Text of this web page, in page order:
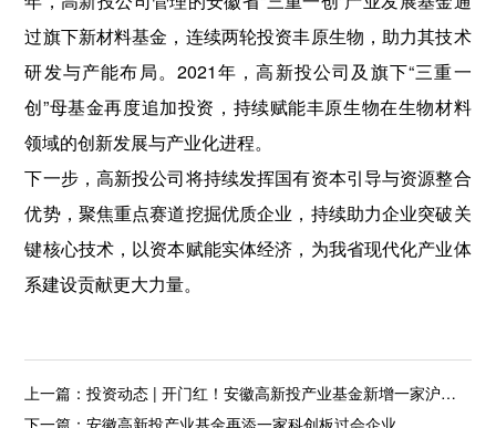
过旗下新材料基金，连续两轮投资丰原生物，助力其技术
研发与产能布局。2021年，高新投公司及旗下“三重一
创”母基金再度追加投资，持续赋能丰原生物在生物材料
领域的创新发展与产业化进程。
下一步，高新投公司将持续发挥国有资本引导与资源整合
优势，聚焦重点赛道挖掘优质企业，持续助力企业突破关
键核心技术，以资本赋能实体经济，为我省现代化产业体
系建设贡献更大力量。
上一篇：投资动态 | 开门红！安徽高新投产业基金新增一家沪市主板过会企业